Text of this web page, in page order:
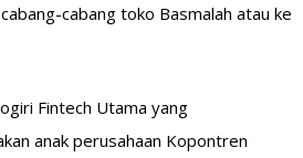
cabang toko Basmalah atau ke
Fintech Utama yang
anak perusahaan Kopontren